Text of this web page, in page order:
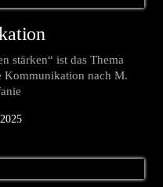
stärken“ ist das Thema
Kommunikation nach M.